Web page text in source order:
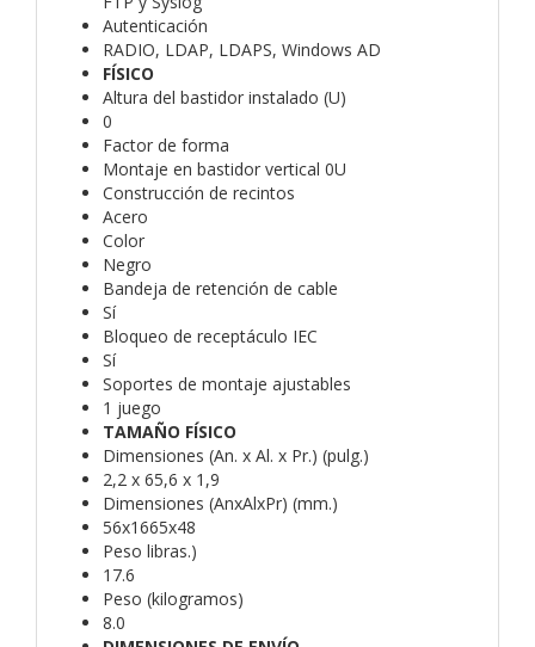
Autenticación
RADIO, LDAP, LDAPS, Windows AD
FÍSICO
Altura del bastidor instalado (U)
0
Factor de forma
Montaje en bastidor vertical 0U
Construcción de recintos
Acero
Color
Negro
Bandeja de retención de cable
Sí
Bloqueo de receptáculo IEC
Sí
Soportes de montaje ajustables
1 juego
TAMAÑO FÍSICO
Dimensiones (An. x Al. x Pr.) (pulg.)
2,2 x 65,6 x 1,9
Dimensiones (AnxAlxPr) (mm.)
56x1665x48
Peso libras.)
17.6
Peso (kilogramos)
8.0